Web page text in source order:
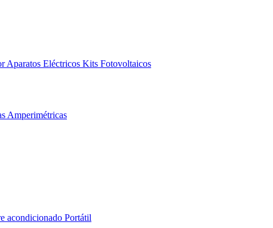
Aparatos Eléctricos Kits Fotovoltaicos
Amperimétricas
acondicionado Portátil